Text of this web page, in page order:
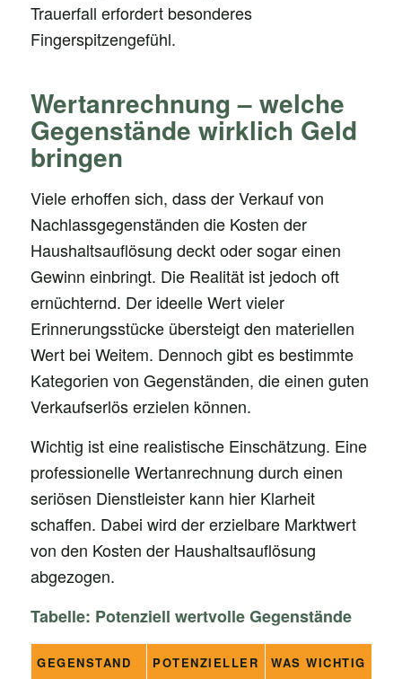
Trauerfall erfordert besonderes
Fingerspitzengefühl.
Wertanrechnung – welche
Gegenstände wirklich Geld
bringen
Viele erhoffen sich, dass der Verkauf von
Nachlassgegenständen die Kosten der
Haushaltsauflösung deckt oder sogar einen
Gewinn einbringt. Die Realität ist jedoch oft
ernüchternd. Der ideelle Wert vieler
Erinnerungsstücke übersteigt den materiellen
Wert bei Weitem. Dennoch gibt es bestimmte
Kategorien von Gegenständen, die einen guten
Verkaufserlös erzielen können.
Wichtig ist eine realistische Einschätzung. Eine
professionelle Wertanrechnung durch einen
seriösen Dienstleister kann hier Klarheit
schaffen. Dabei wird der erzielbare Marktwert
von den Kosten der Haushaltsauflösung
abgezogen.
Tabelle: Potenziell wertvolle Gegenstände
GEGENSTAND
POTENZIELLER
WAS WICHTIG